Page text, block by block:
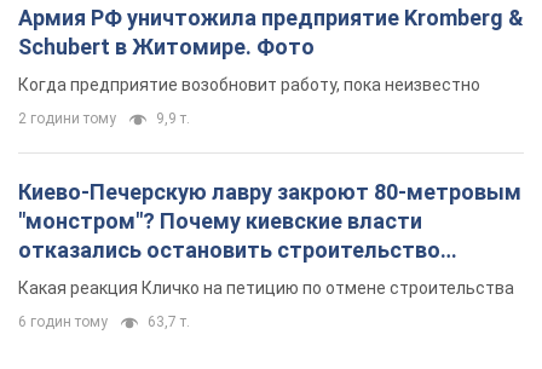
Армия РФ уничтожила предприятие Kromberg &
Schubert в Житомире. Фото
Когда предприятие возобновит работу, пока неизвестно
2 години тому 9,9 т.
Киево-Печерскую лавру закроют 80-метровым
"монстром"? Почему киевские власти
отказались остановить строительство
небоскреба "московского верующего"
Какая реакция Кличко на петицию по отмене строительства
6 годин тому 63,7 т.